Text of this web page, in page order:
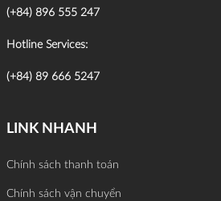
(+84) 896 555 247
Hotline Services:
(+84) 89 666 5247
LINK NHANH
Chính sách thanh toán
Chính sách vận chuyển